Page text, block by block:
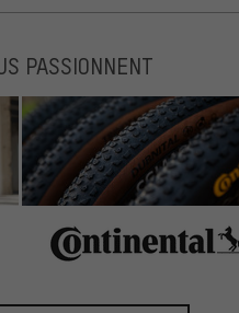
PASSIONNENT